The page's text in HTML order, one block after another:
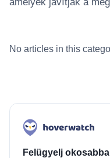
No articles in this
Felügyelj